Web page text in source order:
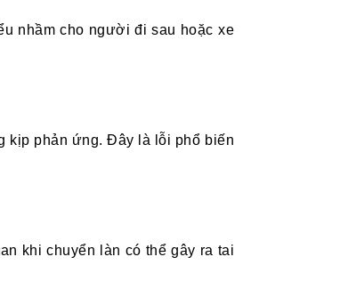
nhầm cho người đi sau hoặc xe
kịp phản ứng. Đây là lỗi phổ biến
khi chuyển làn có thể gây ra tai